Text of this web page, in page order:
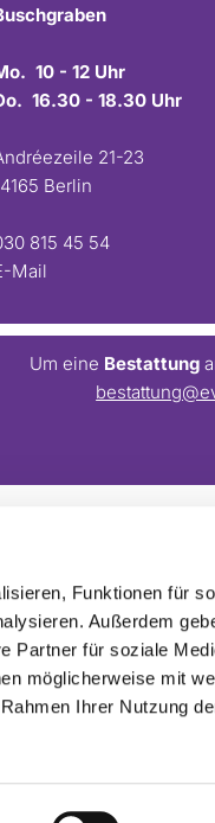
Funktionen für
Außerdem
Partner für soziale
möglicherweise mit
Ihrer Nutzung
10 - 12 Uhr
16.30 - 18.30 Uhr
21-23
Berlin
815 45 54
Mail
Um eine Bestattung